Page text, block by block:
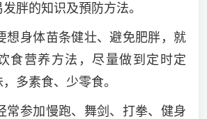
胖的知识及預防方法。
想身体苗条健壮、避免肥胖，就
食营养方法，尽量做到定时定
多素食、少零食。
常参加慢跑、舞剑、打拳、健身